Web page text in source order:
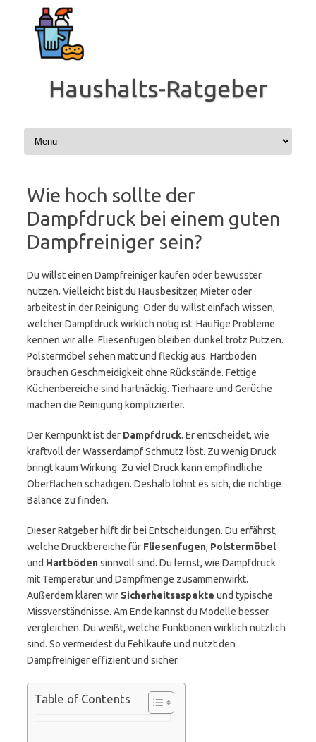
Inhalt
springen
Haushalts-Ratgeber
Wie hoch sollte der
Dampfdruck bei einem guten
Dampfreiniger sein?
Du willst einen Dampfreiniger kaufen oder bewusster
nutzen. Vielleicht bist du Hausbesitzer, Mieter oder
arbeitest in der Reinigung. Oder du willst einfach wissen,
welcher Dampfdruck wirklich nötig ist. Häufige Probleme
kennen wir alle. Fliesenfugen bleiben dunkel trotz Putzen.
Polstermöbel sehen matt und fleckig aus. Hartböden
brauchen Geschmeidigkeit ohne Rückstände. Fettige
Küchenbereiche sind hartnäckig. Tierhaare und Gerüche
machen die Reinigung komplizierter.
Der Kernpunkt ist der Dampfdruck. Er entscheidet, wie
kraftvoll der Wasserdampf Schmutz löst. Zu wenig Druck
bringt kaum Wirkung. Zu viel Druck kann empfindliche
Oberflächen schädigen. Deshalb lohnt es sich, die richtige
Balance zu finden.
Dieser Ratgeber hilft dir bei Entscheidungen. Du erfährst,
welche Druckbereiche für Fliesenfugen, Polstermöbel
und Hartbödensinnvoll sind. Du lernst, wie Dampfdruck
mit Temperatur und Dampfmenge zusammenwirkt.
Außerdem klären wir Sicherheitsaspekte und typische
Missverständnisse. Am Ende kannst du Modelle besser
vergleichen. Du weißt, welche Funktionen wirklich nützlich
sind. So vermeidest du Fehlkäufe und nutzt den
Dampfreiniger effizient und sicher.
Table of Contents